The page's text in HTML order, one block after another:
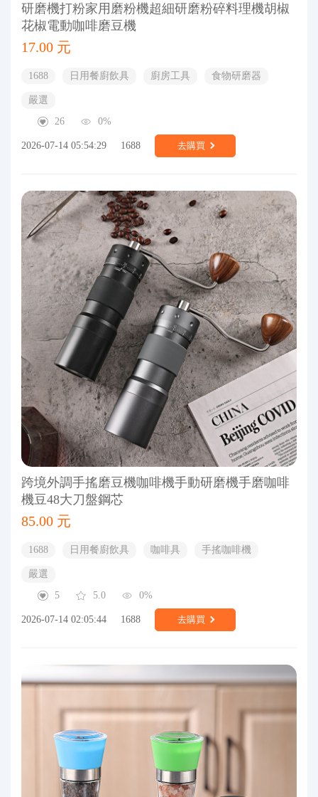
研磨機打粉家用磨粉機超細研磨粉碎料理機胡椒
花椒電動咖啡磨豆機
17.00 元
1688 日用餐廚飲具 廚房工具 食物研磨器
嚴選
26
0%
2026-07-14 05:54:29 1688 去購買
跨境外調手搖磨豆機咖啡機手動研磨機手磨咖啡
機豆48大刀盤鋼芯
85.00 元
1688 日用餐廚飲具 咖啡具 手搖咖啡機
嚴選
5
5.0 0%
2026-07-14 02:05:44 1688 去購買